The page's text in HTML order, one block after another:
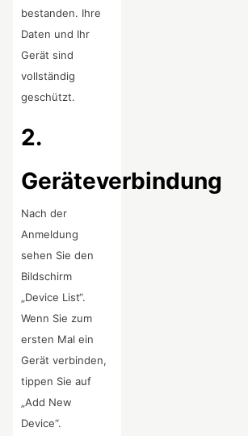
bestanden. Ihre
Daten und Ihr
Gerät sind
vollständig
geschützt.
2.
Geräteverbindung
Nach der
Anmeldung
sehen Sie den
Bildschirm
„Device List“.
Wenn Sie zum
ersten Mal ein
Gerät verbinden,
tippen Sie auf
„Add New
Device“.